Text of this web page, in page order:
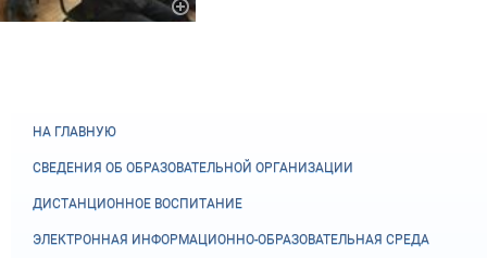
НА ГЛАВНУЮ
СВЕДЕНИЯ ОБ ОБРАЗОВАТЕЛЬНОЙ ОРГАНИЗАЦИИ
ДИСТАНЦИОННОЕ ВОСПИТАНИЕ
ЭЛЕКТРОННАЯ ИНФОРМАЦИОННО-ОБРАЗОВАТЕЛЬНАЯ СРЕДА